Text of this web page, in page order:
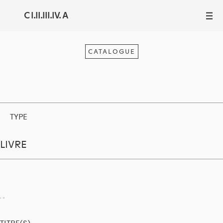
C I.II.III.IV. A III
CATALOGUE
TYPE
LIVRE